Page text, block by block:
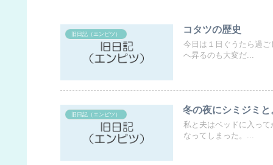
旧日記（エンピツ） コタツの歴史
今日は１日ぐうたら過
へ昇るのも大変だ...
旧日記（エンピツ） 冬の夜にシミジミと
私と夫はベッドに入っ
なってしまった。...